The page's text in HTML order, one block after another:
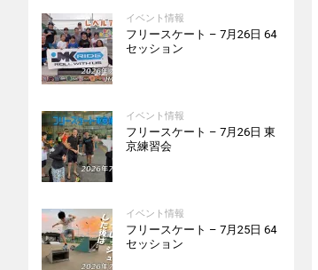
イベント情報
フリースケート – 7月26日 64
セッション
イベント情報
フリースケート – 7月26日 東
京練習会
イベント情報
フリースケート – 7月25日 64
セッション